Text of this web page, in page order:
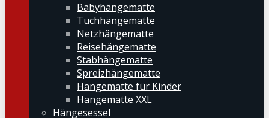
Babyhängematte
Tuchhängematte
Netzhängematte
Reisehängematte
Stabhängematte
Spreizhängematte
Hängematte für Kinder
Hängematte XXL
Hängesessel